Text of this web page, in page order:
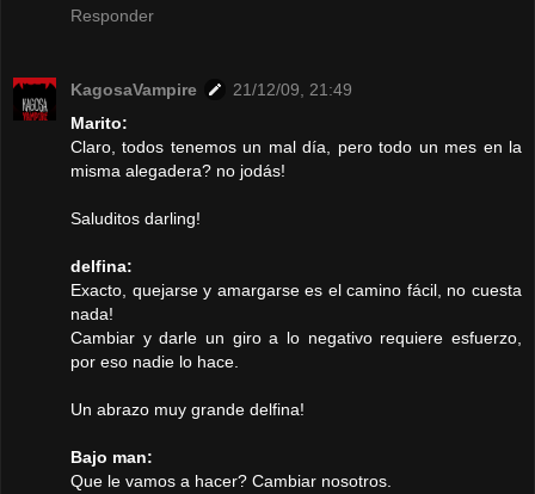
Responder
KagosaVampire
21/12/09, 21:49
Marito:
Claro, todos tenemos un mal día, pero todo un mes en la
misma alegadera? no jodás!
Saluditos darling!
delfina:
Exacto, quejarse y amargarse es el camino fácil, no cuesta
nada!
Cambiar y darle un giro a lo negativo requiere esfuerzo,
por eso nadie lo hace.
Un abrazo muy grande delfina!
Bajo man:
Que le vamos a hacer? Cambiar nosotros.